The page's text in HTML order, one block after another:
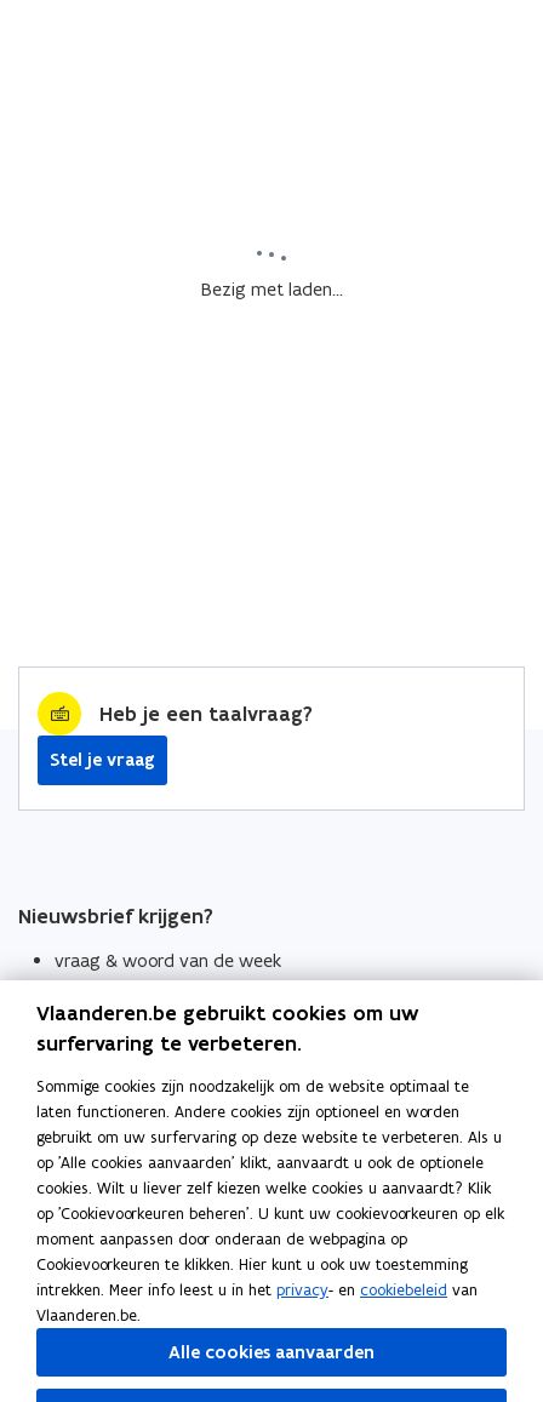
Bezig met laden...
Heb je een taalvraag?
Stel je vraag
Nieuwsbrief krijgen?
vraag & woord van de week
Schrijf je in
Thema's
Taaladviezen
Spellingregels
Tips voor duidelijke taal
Bekijk ook
Spellingtests
Boek- en webwijzer
Vlaanderen.be gebruikt cookies om uw
surfervaring te verbeteren.
Sommige cookies zijn noodzakelijk om de website optimaal te
laten functioneren. Andere cookies zijn optioneel en worden
gebruikt om uw surfervaring op deze website te verbeteren. Als u
op 'Alle cookies aanvaarden' klikt, aanvaardt u ook de optionele
cookies. Wilt u liever zelf kiezen welke cookies u aanvaardt? Klik
op 'Cookievoorkeuren beheren'. U kunt uw cookievoorkeuren op elk
moment aanpassen door onderaan de webpagina op
Cookievoorkeuren te klikken. Hier kunt u ook uw toestemming
intrekken. Meer info leest u in het privacy- en cookiebeleid van
Vlaanderen.be.
Alle cookies aanvaarden